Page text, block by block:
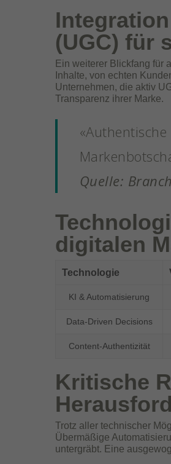
(UGC) für
Ein weiterer Blickfang für
Inhalte, von echten
Unternehmen, die aktiv
Transparenz ihrer Marke.
Quelle:
digitalen
Technologie
KI & Automatisierung
Data-Driven Decisions
Content-Authentizität
Kritische
Trotz aller technischer
Übermäßige
untergräbt. Eine